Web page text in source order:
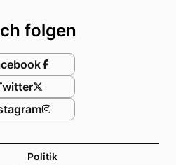
Politik
folgen